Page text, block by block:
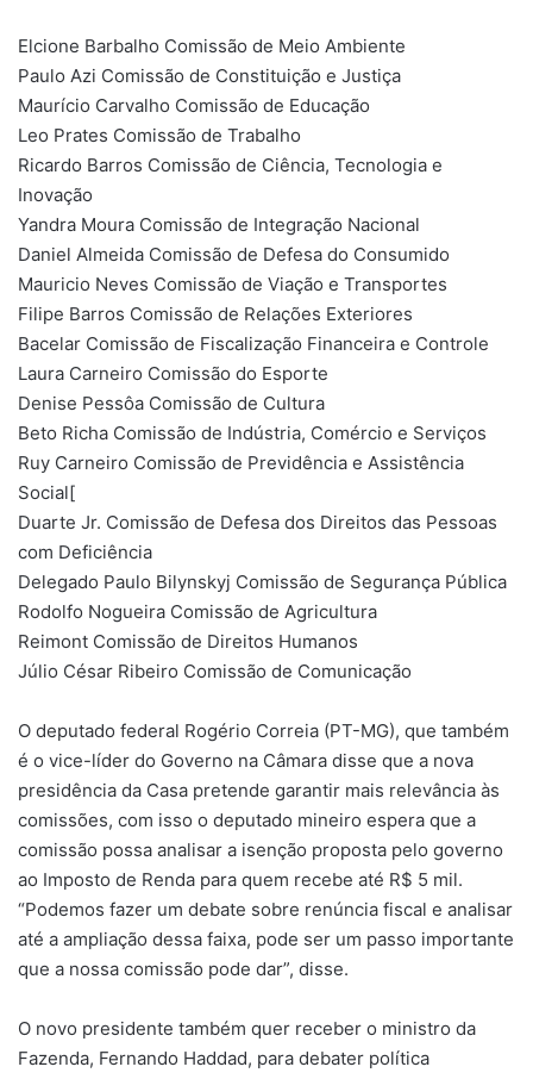
Elcione Barbalho Comissão de Meio Ambiente
Paulo Azi Comissão de Constituição e Justiça
Maurício Carvalho Comissão de Educação
Leo Prates Comissão de Trabalho
Ricardo Barros Comissão de Ciência, Tecnologia e
Inovação
Yandra Moura Comissão de Integração Nacional
Daniel Almeida Comissão de Defesa do Consumido
Mauricio Neves Comissão de Viação e Transportes
Filipe Barros Comissão de Relações Exteriores
Bacelar Comissão de Fiscalização Financeira e Controle
Laura Carneiro Comissão do Esporte
Denise Pessôa Comissão de Cultura
Beto Richa Comissão de Indústria, Comércio e Serviços
Ruy Carneiro Comissão de Previdência e Assistência
Social[
Duarte Jr. Comissão de Defesa dos Direitos das Pessoas
com Deficiência
Delegado Paulo Bilynskyj Comissão de Segurança Pública
Rodolfo Nogueira Comissão de Agricultura
Reimont Comissão de Direitos Humanos
Júlio César Ribeiro Comissão de Comunicação
O deputado federal Rogério Correia (PT-MG), que também
é o vice-líder do Governo na Câmara disse que a nova
presidência da Casa pretende garantir mais relevância às
comissões, com isso o deputado mineiro espera que a
comissão possa analisar a isenção proposta pelo governo
ao Imposto de Renda para quem recebe até R$ 5 mil.
“Podemos fazer um debate sobre renúncia fiscal e analisar
até a ampliação dessa faixa, pode ser um passo importante
que a nossa comissão pode dar”, disse.
O novo presidente também quer receber o ministro da
Fazenda, Fernando Haddad, para debater política